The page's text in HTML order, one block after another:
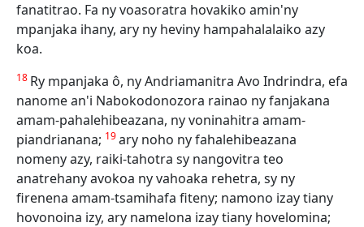
fanatitrao. Fa ny voasoratra hovakiko amin'ny
mpanjaka ihany, ary ny heviny hampahalalaiko azy
koa.
18 Ry mpanjaka ô, ny Andriamanitra Avo Indrindra, efa
nanome an'i Nabokodonozora rainao ny fanjakana
amam-pahalehibeazana, ny voninahitra amam-
piandrianana; 19ary noho ny fahalehibeazana
nomeny azy, raiki-tahotra sy nangovitra teo
anatrehany avokoa ny vahoaka rehetra, sy ny
firenena amam-tsamihafa fiteny; namono izay tiany
hovonoina izy, ary namelona izay tiany hovelomina;